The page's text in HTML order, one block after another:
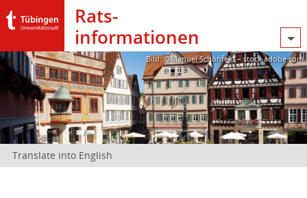
Rats­
informationen
Bild: @Manuel Schönfeld – stock.adobe.com
Translate into English